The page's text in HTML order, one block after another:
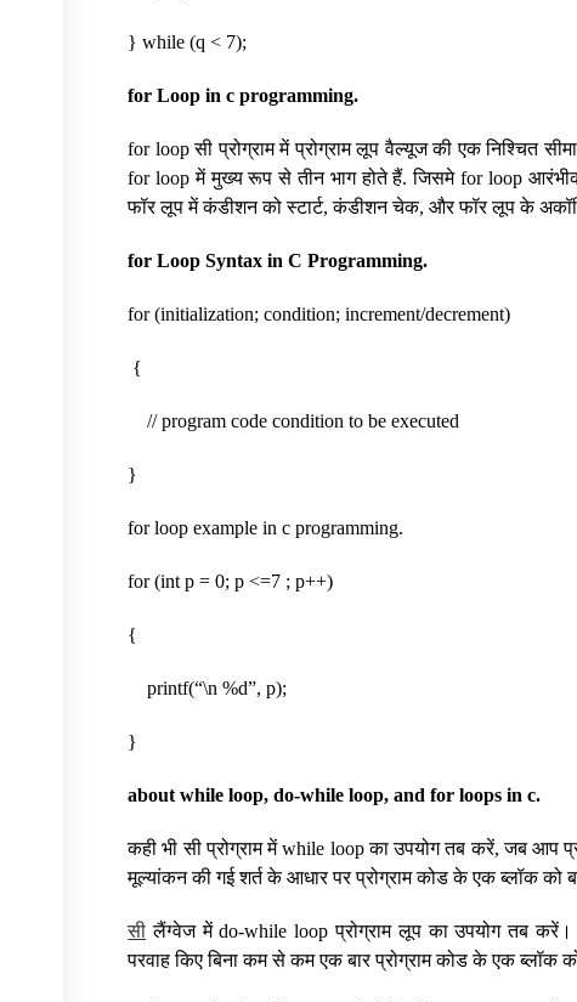
} while (q < 7);
for Loop in c programming.
for loop सी प्रोग्राम में प्रोग्राम लूप वैल्यूज की एक निश्चित
for loop में मुख्य रूप से तीन भाग होते हैं. जिसमे for loop
फॉर लूप में कंडीशन को स्टार्ट, कंडीशन चेक, और फॉर लूप के
for Loop Syntax in C Programming.
for (initialization; condition; increment/decrement)
{
// program code condition to be executed
}
for loop example in c programming.
for (int p = 0; p <=7 ; p++)
{
printf(“\n %d”, p);
}
about while loop, do-while loop, and for loops in c.
कही भी सी प्रोग्राम में while loop का उपयोग तब करें, जब आप
मूल्यांकन की गई शर्त के आधार पर प्रोग्राम कोड के एक ब्लॉक को
सी लैंग्वेज में do-while loop प्रोग्राम लूप का उपयोग तब करें।
परवाह किए बिना कम से कम एक बार प्रोग्राम कोड के एक ब्लॉक को